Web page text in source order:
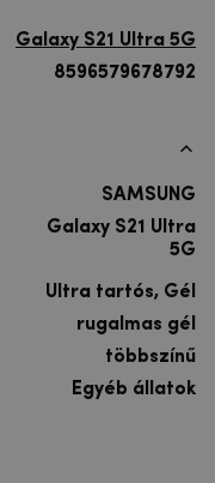
Galaxy S21 Ultra 5G
8596579678792
SAMSUNG
Galaxy S21 Ultra
5G
Ultra tartós, Gél
rugalmas gél
többszínű
Egyéb állatok